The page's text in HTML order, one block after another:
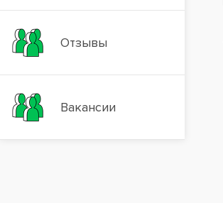
Отзывы
Вакансии